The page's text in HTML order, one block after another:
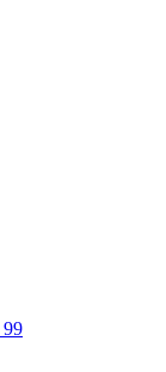
99